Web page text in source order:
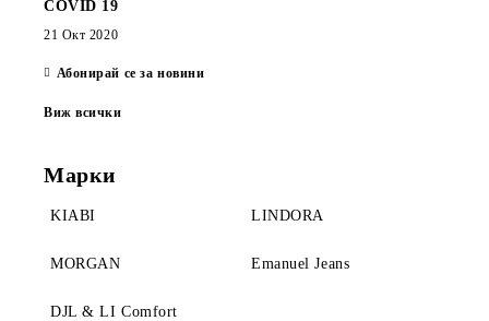
COVID 19
21 Окт 2020
Абонирай се за новини
Виж всички
Марки
KIABI LINDORA
MORGAN Emanuel Jeans
DJL & LI Comfort